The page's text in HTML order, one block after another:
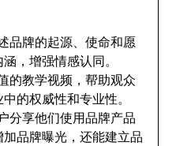
品牌的起源、使命和愿
，增强情感认同。
的教学视频，帮助观众
的权威性和专业性。
分享他们使用品牌产品
品牌曝光，还能建立品